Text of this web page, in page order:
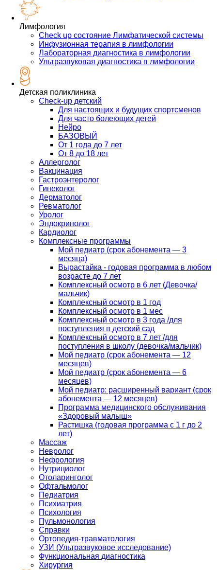
Лимфология
Check up состояние Лимфатической системы
Инфузионная терапия в лимфологии
Лабораторная диагностика в лимфологии
Ультразвуковая диагностика в лимфологии
Детская поликлиника
Check-up детский
Для настоящих и будущих спортсменов
Для часто болеющих детей
Нейро
БАЗОВЫЙ
От 1 года до 7 лет
От 8 до 18 лет
Аллерголог
Вакцинация
Гастроэнтеролог
Гинеколог
Дерматолог
Ревматолог
Уролог
Эндокринолог
Кардиолог
Комплексные программы
Мой педиатр (срок абонемента — 3
месяца)
Вырастайка - годовая программа в любом
возрасте до 7 лет
Комплексный осмотр в 6 лет (Девочка/
мальчик)
Комплексный осмотр в 1 год
Комплексный осмотр в 1 мес
Комплексный осмотр в 3 года /для
поступления в детский сад
Комплексный осмотр в 7 лет /для
поступления в школу (девочка/мальчик)
Мой педиатр (срок абонемента — 12
месяцев)
Мой педиатр (срок абонемента — 6
месяцев)
Мой педиатр: расширенный вариант (срок
абонемента — 12 месяцев)
Программа медицинского обслуживания
«Здоровый малыш»
Растишка (годовая программа с 1 г до 2
лет)
Массаж
Невролог
Нефрология
Нутрициолог
Отоларинголог
Офтальмолог
Педиатрия
Психиатрия
Психология
Пульмонология
Справки
Ортопедия-травматология
УЗИ (Ультразвуковое исследование)
Функциональная диагностика
Хирургия